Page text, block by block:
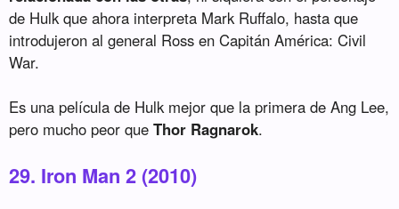
de Hulk que ahora interpreta Mark Ruffalo, hasta que
introdujeron al general Ross en Capitán América: Civil
War.
Es una película de Hulk mejor que la primera de Ang Lee,
pero mucho peor queThor Ragnarok.
29. Iron Man 2 (2010)